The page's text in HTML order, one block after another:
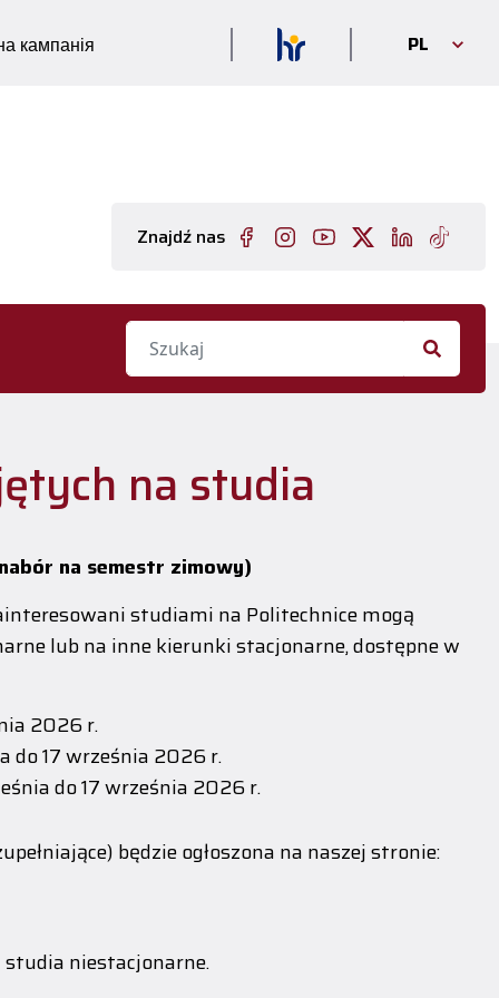
кампанія PL
Znajdź nas
na studia
(nabór na semestr zimowy)
studiami na Politechnice mogą
lub na inne kierunki stacjonarne, dostępne w
2026 r.
do 17 września 2026 r.
do 17 września 2026 r.
będzie ogłoszona na naszej stronie:
niestacjonarne.